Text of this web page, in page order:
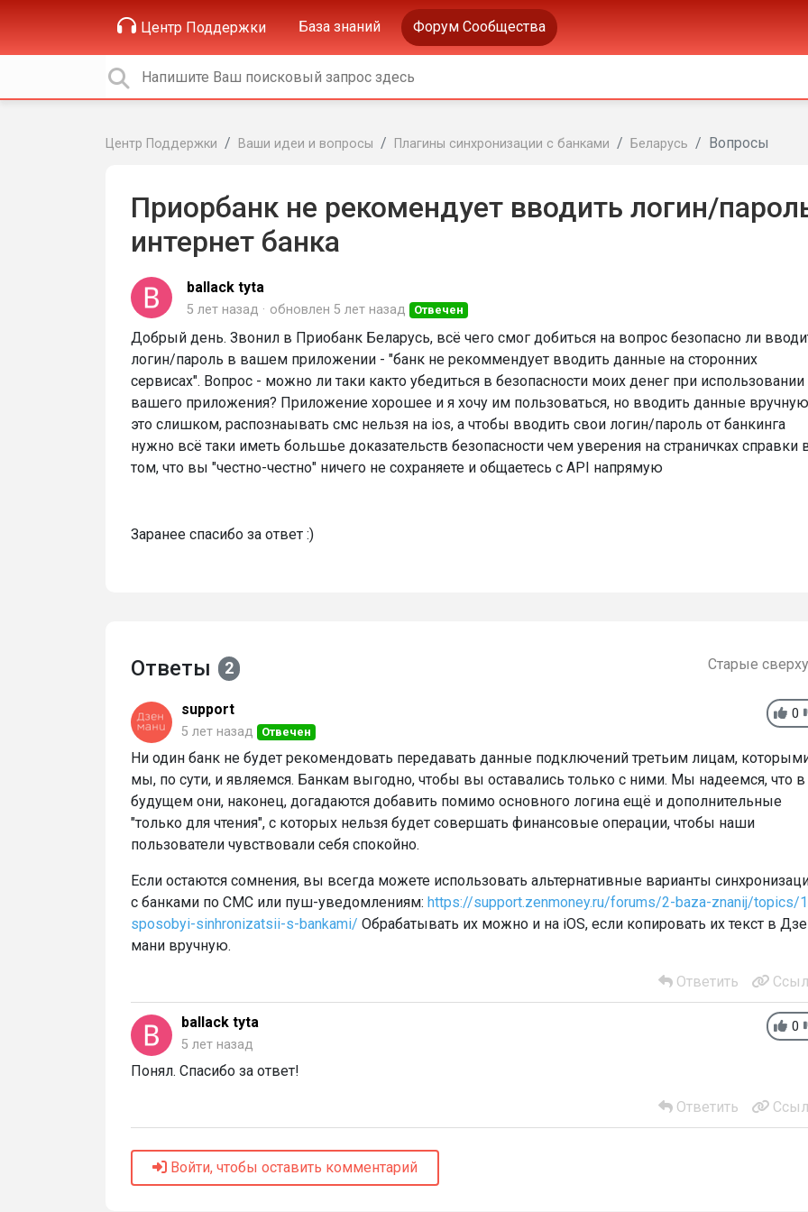
Центр Поддержки База знаний Форум Сообщества
Центр Поддержки Ваши идеи и вопросы Плагины синхронизации с банками Беларусь Вопросы
Приорбанк не рекомендует вводить логин/
интернет банка
ballack tyta
5 лет назад обновлен 5 лет назад Отвечен
Добрый день. Звонил в Приобанк Беларусь, всё чего смог добиться на вопрос безопасно ли
логин/пароль в вашем приложении - "банк не рекоммендует вводить данные на сторонних
сервисах". Вопрос - можно ли таки както убедиться в безопасности моих денег при использовании
вашего приложения? Приложение хорошее и я хочу им пользоваться, но вводить данные вручную
это слишком, распознаывать смс нельзя на ios, а чтобы вводить свои логин/пароль от банкинга
нужно всё таки иметь большье доказательств безопасности чем уверения на страничках справки
том, что вы "честно-честно" ничего не сохраняете и общаетесь с API напрямую
Заранее спасибо за ответ :)
Ответы 2 Старые сверху
0
support
5 лет назад Отвечен
Ни один банк не будет рекомендовать передавать данные подключений третьим лицам,
мы, по сути, и являемся. Банкам выгодно, чтобы вы оставались только с ними. Мы надеемся, что в
будущем они, наконец, догадаются добавить помимо основного логина ещё и дополнительные
"только для чтения", с которых нельзя будет совершать финансовые операции, чтобы наши
пользователи чувствовали себя спокойно.
Если остаются сомнения, вы всегда можете использовать альтернативные варианты
с банками по СМС или пуш-уведомлениям: https://support.zenmoney.ru/forums/2-baza-znanij/topics/
sposobyi-sinhronizatsii-s-bankami/ Обрабатывать их можно и на iOS, если копировать их текст в
мани вручную.
Ответить
0
ballack tyta
5 лет назад
Понял. Спасибо за ответ!
Ответить
Войти, чтобы оставить комментарий